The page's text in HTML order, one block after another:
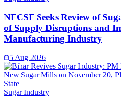
NFCSF Seeks Review of
of Supply Disruptions and
Manufacturing Industry
5 Aug 2026
Sugar Industry